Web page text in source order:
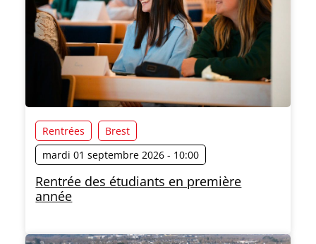
Rentrées
Brest
mardi 01 septembre 2026 - 10:00
Rentrée des étudiants en première
année